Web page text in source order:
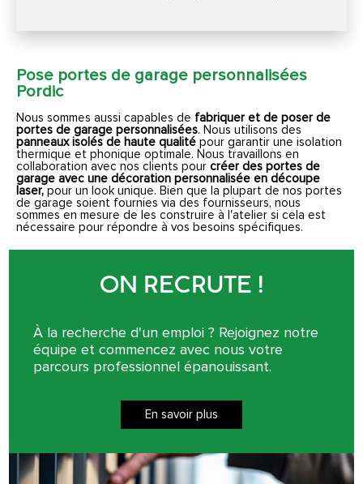
Pose portes de garage personnalisées
Pordic
Nous sommes aussi capables de fabriquer et de poser de
portes de garage personnalisées. Nous utilisons des
panneaux isolés de haute qualité pour garantir une isolation
thermique et phonique optimale. Nous travaillons en
collaboration avec nos clients pour créer des portes de
garage avec une décoration personnalisée en découpe
laser, pour un look unique. Bien que la plupart de nos portes
de garage soient fournies via des fournisseurs, nous
sommes en mesure de les construire à l'atelier si cela est
nécessaire pour répondre à vos besoins spécifiques.
ON RECRUTE !
À la recherche d'un emploi ? Rejoignez notre
équipe et commencez avec nous votre
parcours professionnel épanouissant.
En savoir plus